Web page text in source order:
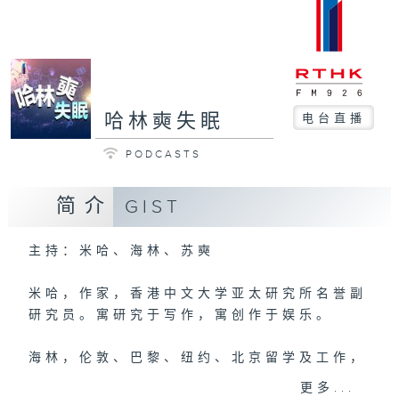
哈林奭失眠 电台直播
PODCASTS
简介 GIST
主持：米哈、海林、苏奭
米哈，作家，香港中文大学亚太研究所名誉副
研究员。寓研究于写作，寓创作于娱乐。
海林，伦敦、巴黎、纽约、北京留学及工作，
多媒体策略师，度桥人，瑜伽治疗师。
更多...